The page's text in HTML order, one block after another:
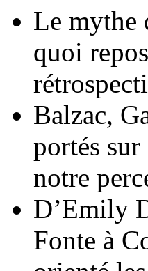
Le mythe
quoi
Balzac,
portés
notre
D’Emily
Fonte à